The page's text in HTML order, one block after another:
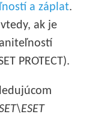
a záplat.
ak je
PROTECT).